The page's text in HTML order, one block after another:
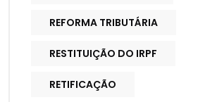
REFORMA TRIBUTÁRIA
RESTITUIÇÃO DO IRPF
RETIFICAÇÃO